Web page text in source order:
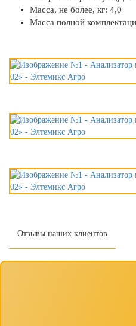
Масса, не более, кг: 4,0
Масса полной
Отзывы наших клиентов